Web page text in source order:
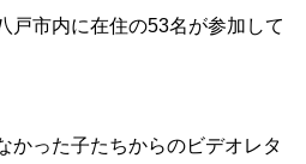
戸市内に在住の53名が参加して
かった子たちからのビデオレタ